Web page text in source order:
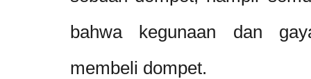
bahwa kegunaan dan
membeli dompet.